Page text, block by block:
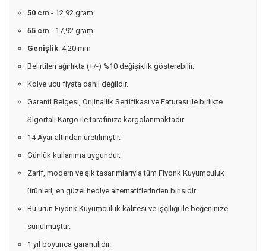
50 cm - 12.92 gram
55 cm - 17,92 gram
Genişlik: 4,20 mm
Belirtilen ağırlıkta (+/-) %10 değişiklik gösterebilir.
Kolye ucu fiyata dahil değildir.
Garanti Belgesi, Orijinallik Sertifikası ve Faturası ile birlikte
Sigortalı Kargo ile tarafınıza kargolanmaktadır.
14 Ayar altından üretilmiştir.
Günlük kullanıma uygundur.
Zarif, modern ve şık tasarımlarıyla tüm Fiyonk Kuyumculuk
ürünleri, en güzel hediye alternatiflerinden birisidir.
Bu ürün Fiyonk Kuyumculuk kalitesi ve işçiliği ile beğeninize
sunulmuştur.
1 yıl boyunca garantilidir.